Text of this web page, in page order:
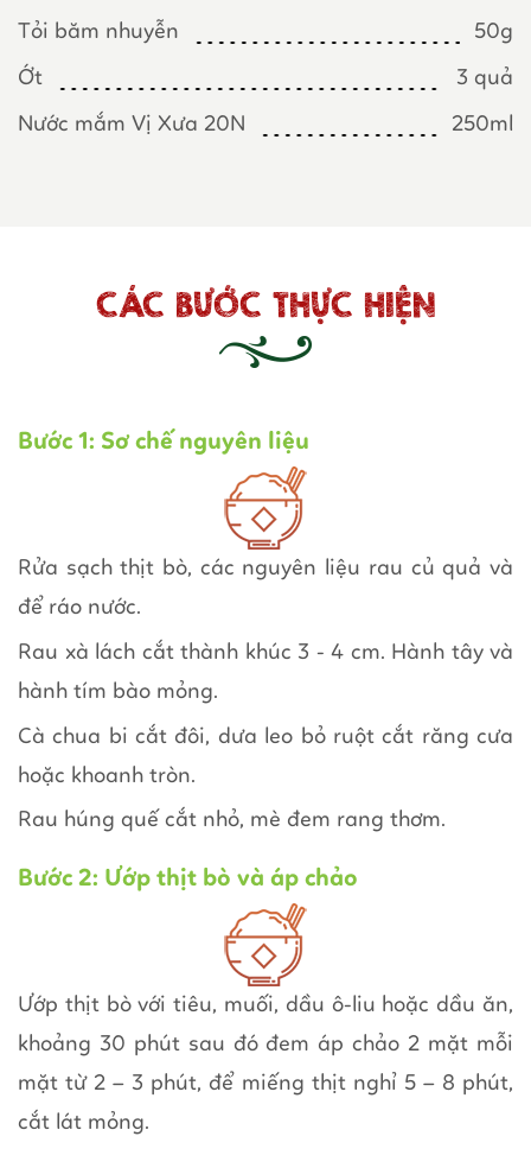
Tỏi băm nhuyễn 50g
Ớt 3 quả
Nước mắm Vị Xưa 20N 250ml
CÁC BƯỚC THỰC HIỆN
Bước 1: Sơ chế nguyên liệu
Rửa sạch thịt bò, các nguyên liệu rau củ quả và
để ráo nước.
Rau xà lách cắt thành khúc 3 - 4 cm. Hành tây và
hành tím bào mỏng.
Cà chua bi cắt đôi, dưa leo bỏ ruột cắt răng cưa
hoặc khoanh tròn.
Rau húng quế cắt nhỏ, mè đem rang thơm.
Bước 2: Ướp thịt bò và áp chảo
Ướp thịt bò với tiêu, muối, dầu ô-liu hoặc dầu ăn,
khoảng 30 phút sau đó đem áp chảo 2 mặt mỗi
mặt từ 2 – 3 phút, để miếng thịt nghỉ 5 – 8 phút,
cắt lát mỏng.